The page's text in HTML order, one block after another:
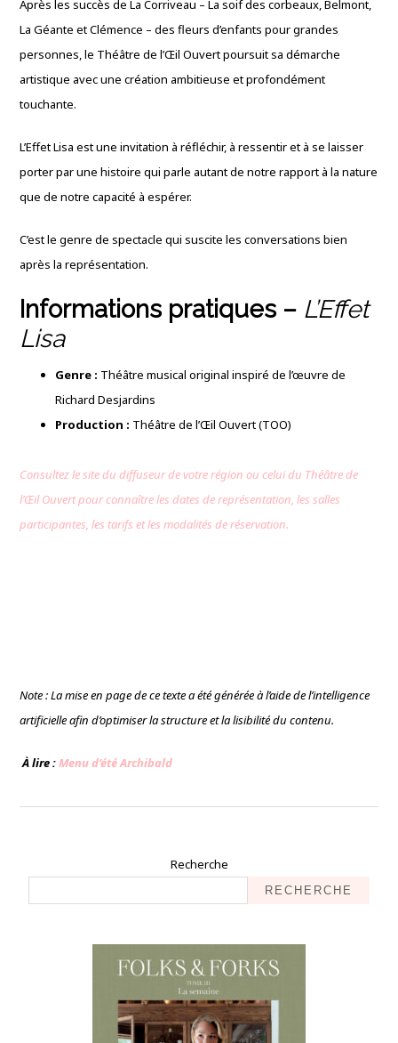
Après les succès de La Corriveau – La soif des corbeaux, Belmont,
La Géante et Clémence – des fleurs d’enfants pour grandes
personnes, le Théâtre de l’Œil Ouvert poursuit sa démarche
artistique avec une création ambitieuse et profondément
touchante.
L’Effet Lisa est une invitation à réfléchir, à ressentir et à se laisser
porter par une histoire qui parle autant de notre rapport à la nature
que de notre capacité à espérer.
C’est le genre de spectacle qui suscite les conversations bien
après la représentation.
Informations pratiques – L’Effet
Lisa
Genre : Théâtre musical original inspiré de l’œuvre de
Richard Desjardins
Production : Théâtre de l’Œil Ouvert (TOO)
Consultez le site du diffuseur de votre région ou celui du Théâtre de
l’Œil Ouvert pour connaître les dates de représentation, les salles
participantes, les tarifs et les modalités de réservation.
Note : La mise en page de ce texte a été générée à l’aide de l’intelligence
artificielle afin d’optimiser la structure et la lisibilité du contenu.
À lire :Menu d’été Archibald
Recherche
RECHERCHE